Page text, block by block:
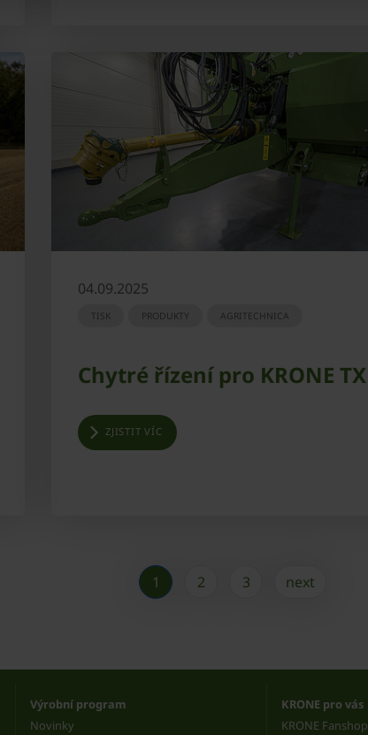
04.09.2025
TISK PRODUKTY AGRITECHNICA
Chytré řízení pro KRONE TX
ZJISTIT VÍC
1 2 3 next
Výrobní program
Novinky
KRONE pro vás
KRONE Fanshop